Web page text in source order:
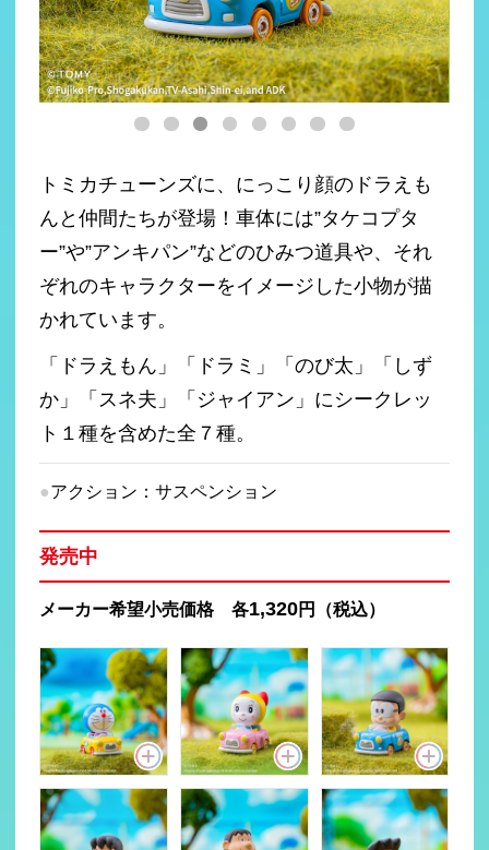
トミカチューンズに、にっこり顔のドラえも
んと仲間たちが登場！車体には”タケコプタ
ー”や”アンキパン”などのひみつ道具や、それ
ぞれのキャラクターをイメージした小物が描
かれています。
「ドラえもん」「ドラミ」「のび太」「しず
か」「スネ夫」「ジャイアン」にシークレッ
ト１種を含めた全７種。
アクション：サスペンション
発売中
メーカー希望小売価格 各1,320円（税込）